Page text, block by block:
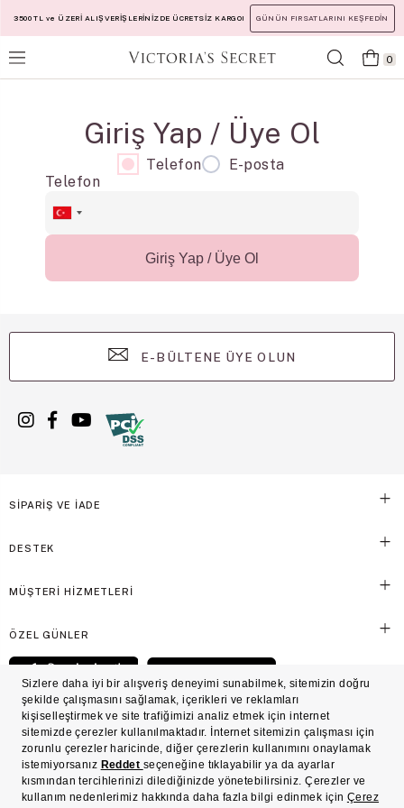
3500 TL ve ÜZERİ ALIŞVERİŞLERİNİZDE ÜCRETSİZ KARGO! GÜNÜN FIRSATLARINI KEŞFEDİN
0
Giriş Yap / Üye Ol
Telefon
E-posta
Telefon
Giriş Yap / Üye Ol
E-BÜLTENE ÜYE OLUN
SİPARİŞ VE İADE
DESTEK
MÜŞTERİ HİZMETLERİ
ÖZEL GÜNLER
© Victoria's Secret Shaya Mağazacılık A.Ş. Franchise lisansı aracılığıyla işletilen ticari
markasıdır. Her hakkı saklıdır.
Süreç Bazlı Müşteri Aydınlatma Metni
Üyelik ve Gizlilik Sözleşmesi
İşlem Rehberi